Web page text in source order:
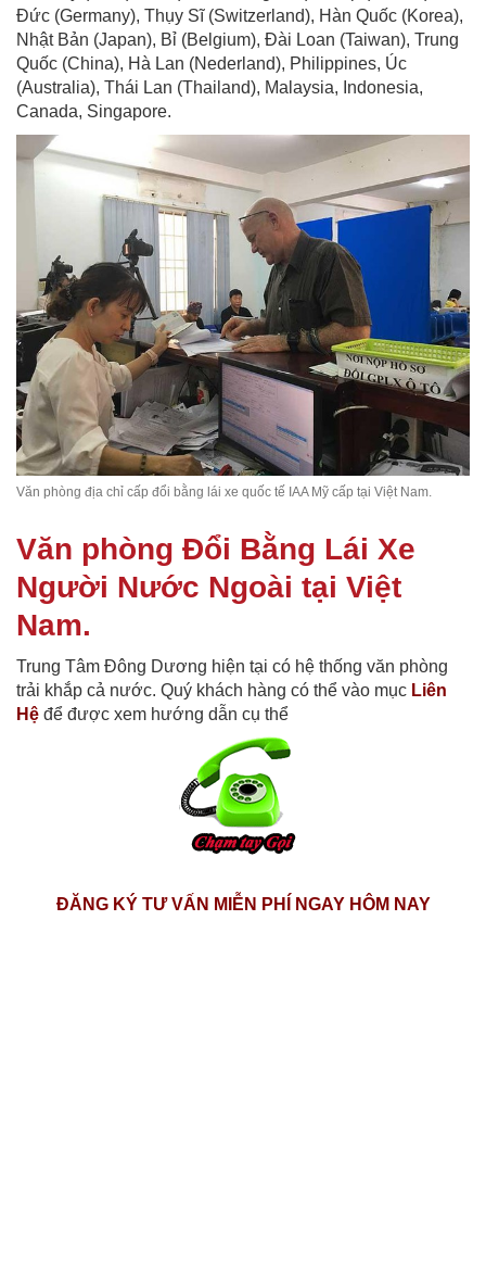
Đức (Germany), Thụy Sĩ (Switzerland), Hàn Quốc (Korea),
Nhật Bản (Japan), Bỉ (Belgium), Đài Loan (Taiwan), Trung
Quốc (China), Hà Lan (Nederland), Philippines, Úc
(Australia), Thái Lan (Thailand), Malaysia, Indonesia,
Canada, Singapore.
Văn phòng địa chỉ cấp đổi bằng lái xe quốc tế IAA Mỹ cấp tại Việt Nam.
Văn phòng Đổi Bằng Lái Xe
Người Nước Ngoài tại Việt
Nam.
Trung Tâm Đông Dương hiện tại có hệ thống văn phòng
trải khắp cả nước. Quý khách hàng có thể vào mục Liên
Hệ để được xem hướng dẫn cụ thể
ĐĂNG KÝ TƯ VẤN MIỄN PHÍ NGAY HÔM NAY